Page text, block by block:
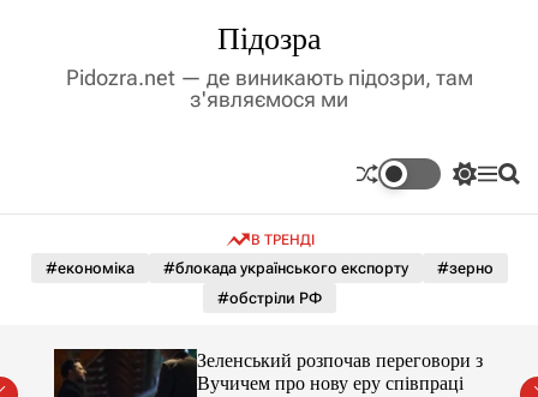
у
Підозра
Pidozra.net — де виникають підозри, там
з'являємося ми
П
м
к
о
М П
В ТРЕНДІ
#економіка #блокада українського експорту
#зерно
#обстріли РФ
Зеленський розпочав переговори з
Вучичем про нову еру співпраці